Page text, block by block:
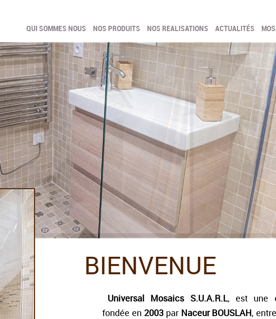
QUI SOMMES NOUS NOS PRODUITS NOS REALISATIONS ACTUALITÉS
BIENVENUE
Universal Mosaics S.U.A.R.L, est une
fondée en 2003par Naceur BOUSLAH,